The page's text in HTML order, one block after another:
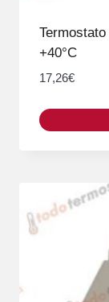
+40°C
17,26€